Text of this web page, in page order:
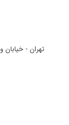
تهران -